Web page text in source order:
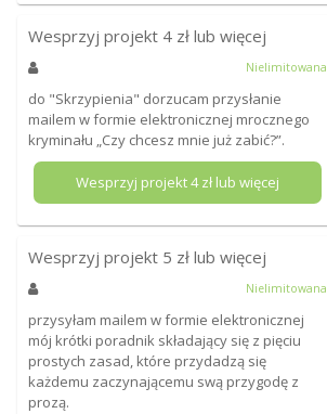
Wesprzyj projekt 4 zł lub więcej
Nielimitowana
do "Skrzypienia" dorzucam przysłanie
mailem w formie elektronicznej mrocznego
kryminału „Czy chcesz mnie już zabić?”.
Wesprzyj projekt4zł lub więcej
Wesprzyj projekt 5 zł lub więcej
Nielimitowana
przysyłam mailem w formie elektronicznej
mój krótki poradnik składający się z pięciu
prostych zasad, które przydadzą się
każdemu zaczynającemu swą przygodę z
prozą.